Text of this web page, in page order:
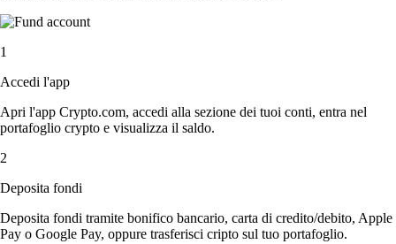
1
Accedi l'app
Apri l'app Crypto.com, accedi alla sezione dei tuoi conti, entra nel
portafoglio crypto e visualizza il saldo.
2
Deposita fondi
Deposita fondi tramite bonifico bancario, carta di credito/debito, Apple
Pay o Google Pay, oppure trasferisci cripto sul tuo portafoglio.